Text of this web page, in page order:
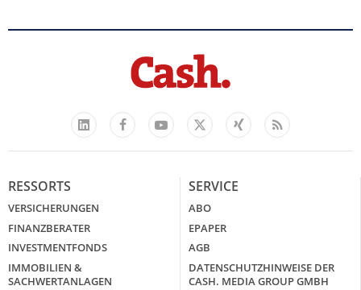
LinkedIn
FacebookYouTube
X
Xing Feed
RESSORTS
VERSICHERUNGEN
FINANZBERATER
INVESTMENTFONDS
IMMOBILIEN &
SACHWERTANLAGEN
SERVICE
ABO
EPAPER
AGB
DATENSCHUTZHINWEISE DER
CASH. MEDIA GROUP GMBH